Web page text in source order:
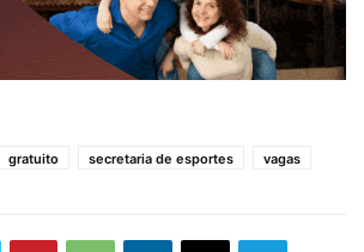
gratuito secretaria de esportes vagas